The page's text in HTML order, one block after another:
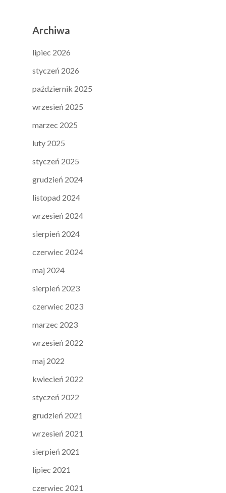
Archiwa
lipiec 2026
styczeń 2026
październik 2025
wrzesień 2025
marzec 2025
luty 2025
styczeń 2025
grudzień 2024
listopad 2024
wrzesień 2024
sierpień 2024
czerwiec 2024
maj 2024
sierpień 2023
czerwiec 2023
marzec 2023
wrzesień 2022
maj 2022
kwiecień 2022
styczeń 2022
grudzień 2021
wrzesień 2021
sierpień 2021
lipiec 2021
czerwiec 2021